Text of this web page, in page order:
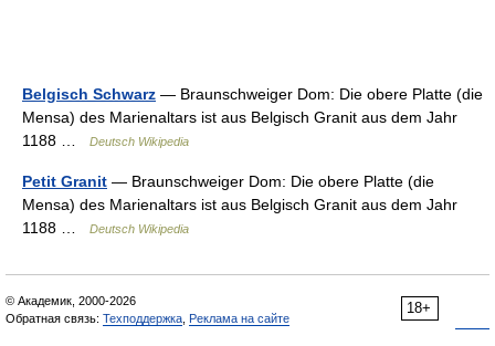
Belgisch Schwarz — Braunschweiger Dom: Die obere Platte (die
Mensa) des Marienaltars ist aus Belgisch Granit aus dem Jahr
1188 …
Deutsch Wikipedia
Petit Granit — Braunschweiger Dom: Die obere Platte (die
Mensa) des Marienaltars ist aus Belgisch Granit aus dem Jahr
1188 …
Deutsch Wikipedia
18+
© Академик, 2000-2026
Обратная связь: Техподдержка Реклама на сайте